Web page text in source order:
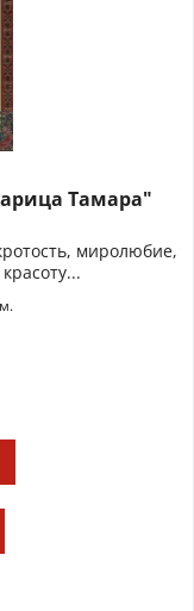
Тамара"
миролюбие,